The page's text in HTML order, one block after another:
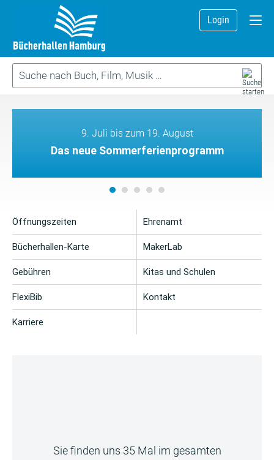
Login
9. Juli bis zum 19. August
Das neue Sommerferienprogramm
Öffnungszeiten
Bücherhallen-Karte
Gebühren
FlexiBib
Karriere
Ehrenamt
MakerLab
Kitas und Schulen
Kontakt
Sie finden uns 35 Mal im gesamten